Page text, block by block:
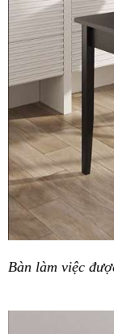
Bàn làm việc